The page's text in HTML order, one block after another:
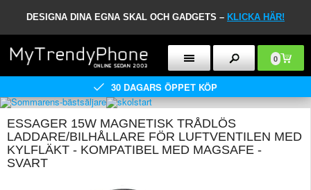
DESIGNA DINA EGNA SKAL OCH GADGETS – KLICKA HÄR!
0
30 DAGARS ÖPPET KÖP
ESSAGER 15W MAGNETISK TRÅDLÖS
LADDARE/BILHÅLLARE FÖR LUFTVENTILEN MED
KYLFLÄKT - KOMPATIBEL MED MAGSAFE -
SVART